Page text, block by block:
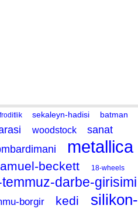
sekaleyn-hadisi batman
woodstock
sanat
metallica
beckett 18-wheels
darbe-girisimi
borgir kedi
silikon-